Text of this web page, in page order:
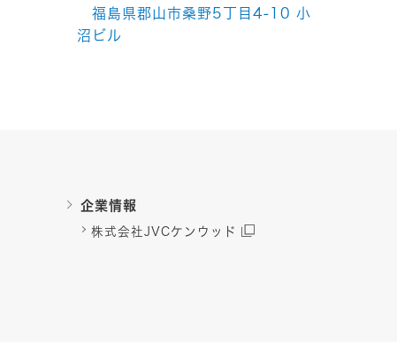
福島県郡山市桑野5丁目4-10 小
沼ビル
企業情報
株式会社JVCケンウッド